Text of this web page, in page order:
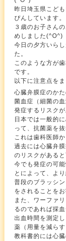
昨日埼玉県こど
ぴんしています。
３歳のお子さん
めしました(^O^)
今日の夕方いら
た。
このような方が
です。
以下に注意点をま
心臓弁膜症のか
菌血症（細菌の
発症するリスク
日本では一般的
って、抗菌薬を
これは歯科医師
過去には心臓弁
のリスクがある
今でも発症の可
とによって、よ
普段のブラッシ
をされることをお
また、ワーファ
るのであれば採
出血時間を測定
薬（用量を減ら
教科書的には心